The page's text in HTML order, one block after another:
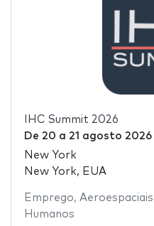
IHC Summit 2026
De 20 a 21 agosto 2026
New York
New York, EUA
Emprego, Aeroespaciais
Humanos